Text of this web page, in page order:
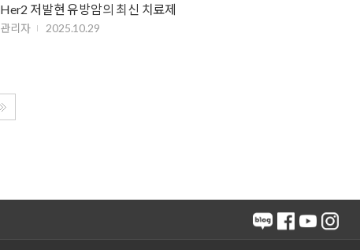
Her2 저발현 유방암의 최신 치료제
관리자 2025.10.29